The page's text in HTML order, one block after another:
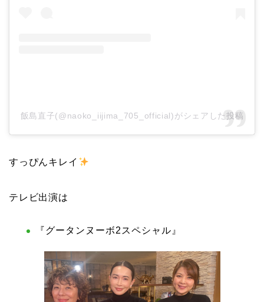
飯島直子(@naoko_iijima_705_official)がシェアした投稿
すっぴんキレイ
テレビ出演は
『グータンヌーボ2スペシャル』